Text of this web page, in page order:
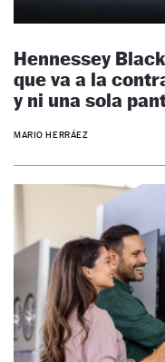
Hennessey
que va a la
y ni una sola
MARIO HERRÁEZ